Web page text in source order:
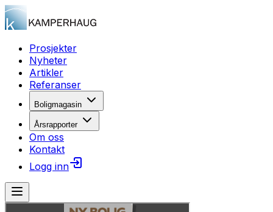
Prosjekter
Nyheter
Artikler
Referanser
Boligmagasin
Årsrapporter
Om oss
Kontakt
Logg inn